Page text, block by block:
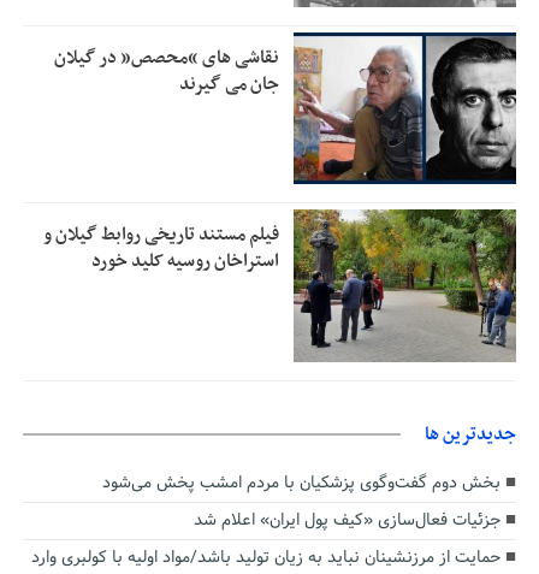
1:00 تمدید مهلت اظهارنامه‌های مالیاتی سال ۱۴۰۴ تا پایان شهریورماه
نقاشی های “محصص” در گیلان
جان می گیرند
فیلم مستند تاریخی روابط گیلان و
استراخان روسیه کلید خورد
جديدترين ها
بخش دوم گفت‌وگوی پزشکیان با مردم امشب پخش می‌شود
جزئیات فعال‌سازی «کیف پول ایران» اعلام شد
حمایت از مرزنشینان نباید به زیان تولید باشد/مواد اولیه با کولبری وارد